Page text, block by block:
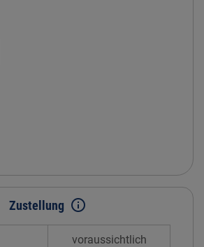
Zustellung info_outline
voraussichtlich